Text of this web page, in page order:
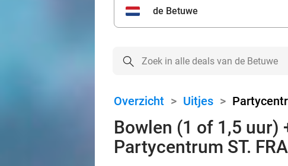
de Betuwe
Overzicht > Uitjes >
Bowlen (1 of 1,5
Partycentrum ST.